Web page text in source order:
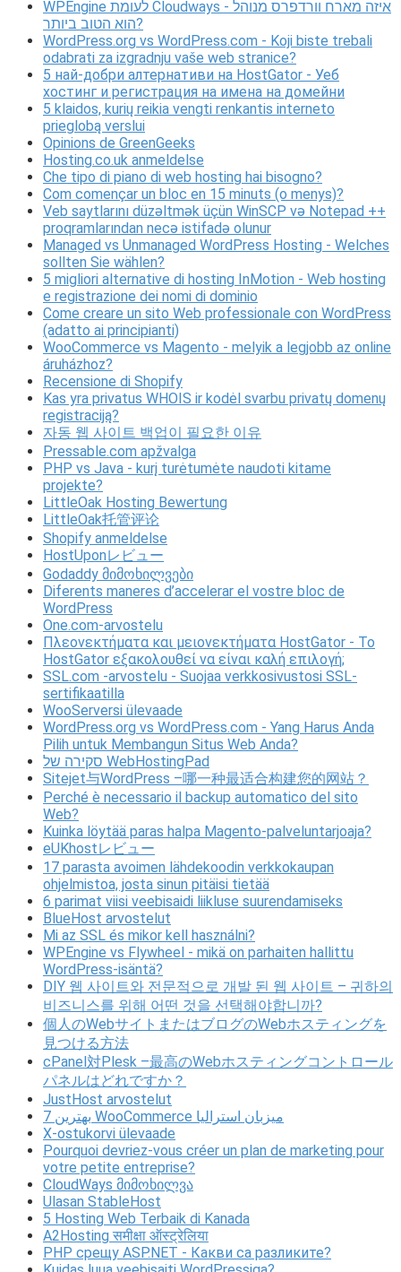
WPEngine לעומת Cloudways - איזה מארח וורדפרס מנוהל
הוא הטוב ביותר?
WordPress.org vs WordPress.com - Koji biste trebali
odabrati za izgradnju vaše web stranice?
5 най-добри алтернативи на HostGator - Уеб
хостинг и регистрация на имена на домейни
5 klaidos, kurių reikia vengti renkantis interneto
prieglobą verslui
Opinions de GreenGeeks
Hosting.co.uk anmeldelse
Che tipo di piano di web hosting hai bisogno?
Com començar un bloc en 15 minuts (o menys)?
Veb saytlarını düzəltmək üçün WinSCP və Notepad ++
proqramlarından necə istifadə olunur
Managed vs Unmanaged WordPress Hosting - Welches
sollten Sie wählen?
5 migliori alternative di hosting InMotion - Web hosting
e registrazione dei nomi di dominio
Come creare un sito Web professionale con WordPress
(adatto ai principianti)
WooCommerce vs Magento - melyik a legjobb az online
áruházhoz?
Recensione di Shopify
Kas yra privatus WHOIS ir kodėl svarbu privatų domenų
registraciją?
자동 웹 사이트 백업이 필요한 이유
Pressable.com apžvalga
PHP vs Java - kurį turėtumėte naudoti kitame
projekte?
LittleOak Hosting Bewertung
LittleOak托管评论
Shopify anmeldelse
HostUponレビュー
Godaddy მიმოხილვები
Diferents maneres d’accelerar el vostre bloc de
WordPress
One.com-arvostelu
Πλεονεκτήματα και μειονεκτήματα HostGator - Το
HostGator εξακολουθεί να είναι καλή επιλογή;
SSL.com -arvostelu - Suojaa verkkosivustosi SSL-
sertifikaatilla
WooServersi ülevaade
WordPress.org vs WordPress.com - Yang Harus Anda
Pilih untuk Membangun Situs Web Anda?
סקירה של WebHostingPad
Sitejet与WordPress –哪一种最适合构建您的网站？
Perché è necessario il backup automatico del sito
Web?
Kuinka löytää paras halpa Magento-palveluntarjoaja?
eUKhostレビュー
17 parasta avoimen lähdekoodin verkkokaupan
ohjelmistoa, josta sinun pitäisi tietää
6 parimat viisi veebisaidi liikluse suurendamiseks
BlueHost arvostelut
Mi az SSL és mikor kell használni?
WPEngine vs Flywheel - mikä on parhaiten hallittu
WordPress-isäntä?
DIY 웹 사이트와 전문적으로 개발 된 웹 사이트 – 귀하의
비즈니스를 위해 어떤 것을 선택해야합니까?
個人のWebサイトまたはブログのWebホスティングを
見つける方法
cPanel対Plesk –最高のWebホスティングコントロール
パネルはどれですか？
JustHost arvostelut
7 بهترین WooCommerce میزبان استرالیا
X-ostukorvi ülevaade
Pourquoi devriez-vous créer un plan de marketing pour
votre petite entreprise?
CloudWays მიმოხილვა
Ulasan StableHost
5 Hosting Web Terbaik di Kanada
A2Hosting समीक्षा ऑस्ट्रेलिया
PHP срещу ASP.NET - Какви са разликите?